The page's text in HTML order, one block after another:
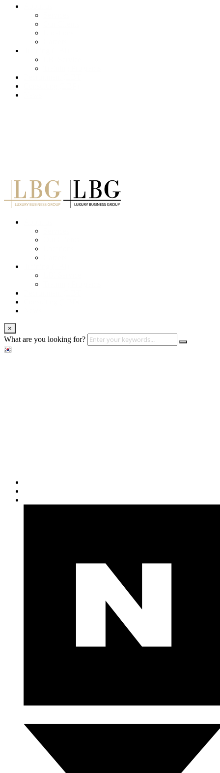
×
What are you looking for?